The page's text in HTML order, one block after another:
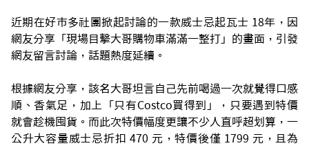
近期在好市多社團掀起討論的一款威士忌起瓦士 18年，因
網友分享「現場目擊大哥購物車滿滿一整打」的畫面，引發
網友留言討論，話題熱度延續。
根據網友分享，該名大哥坦言自己先前喝過一次就覺得口感
順、香氣足，加上「只有Costco買得到」，只要遇到特價
就會趁機囤貨。而此次特價幅度更讓不少人直呼超划算，一
公升大容量威士忌折扣 470 元，特價後僅 1799 元，且為